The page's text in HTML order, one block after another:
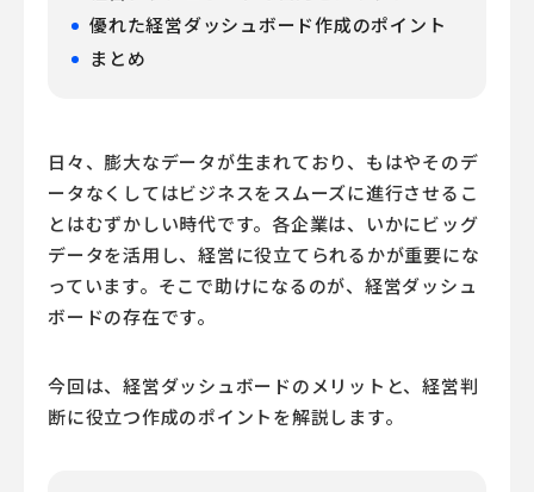
優れた経営ダッシュボード作成のポイント
まとめ
日々、膨大なデータが生まれており、もはやそのデ
ータなくしてはビジネスをスムーズに進行させるこ
とはむずかしい時代です。各企業は、いかにビッグ
データを活用し、経営に役立てられるかが重要にな
っています。そこで助けになるのが、経営ダッシュ
ボードの存在です。
今回は、経営ダッシュボードのメリットと、経営判
断に役立つ作成のポイントを解説します。